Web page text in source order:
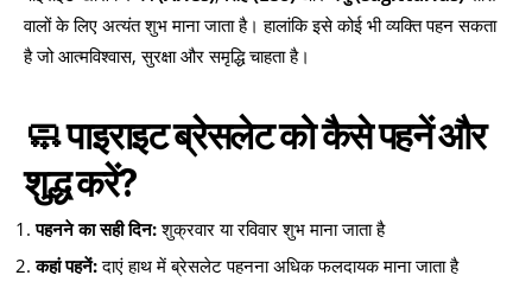
वालों के लिए अत्यंत शुभ माना जाता है। हालांकि इसे कोई भी व्यक्ति पहन सकता
है जो आत्मविश्वास, सुरक्षा और समृद्धि चाहता है।
🧼 पाइराइट ब्रेसलेट को कैसे पहनें और
शुद्ध करें?
पहनने का सही दिन:शुक्रवार या रविवार शुभ माना जाता है
कहां पहनें:दाएं हाथ में ब्रेसलेट पहनना अधिक फलदायक माना जाता है